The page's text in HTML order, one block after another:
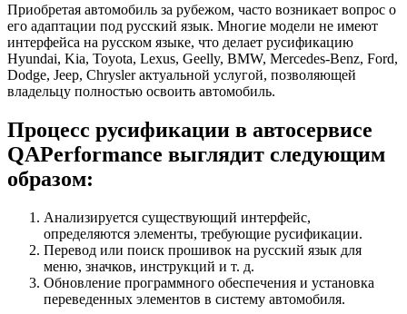
Приобретая автомобиль за рубежом, часто возникает вопрос о
его адаптации под русский язык. Многие модели не имеют
интерфейса на русском языке, что делает русификацию
Hyundai, Kia, Toyota, Lexus, Geelly, BMW, Mercedes-Benz, Ford,
Dodge, Jeep, Chrysler актуальной услугой, позволяющей
владельцу полностью освоить автомобиль.
Процесс русификации в автосервисе
QAPerformance выглядит следующим
образом:
Анализируется существующий интерфейс,
определяются элементы, требующие русификации.
Перевод или поиск прошивок на русский язык для
меню, значков, инструкций и т. д.
Обновление программного обеспечения и установка
переведенных элементов в систему автомобиля.